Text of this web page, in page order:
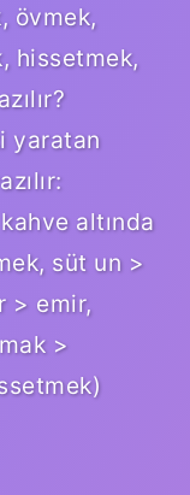
övmek,
hissetmek,
yaratan
altında
süt un >
> emir,
>